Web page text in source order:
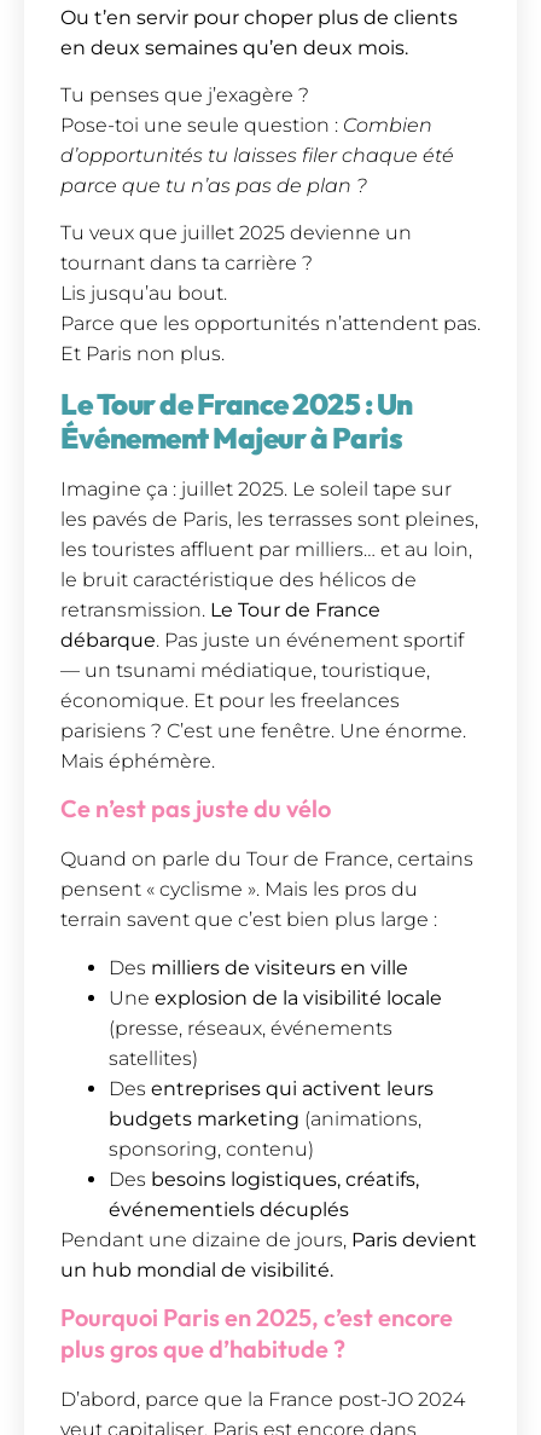
Ou t’en servir pour choper plus de clients
en deux semaines qu’en deux mois.
Tu penses que j’exagère ?
Pose-toi une seule question : Combien
d’opportunités tu laisses filer chaque été
parce que tu n’as pas de plan ?
Tu veux que juillet 2025 devienne un
tournant dans ta carrière ?
Lis jusqu’au bout.
Parce que les opportunités n’attendent pas.
Et Paris non plus.
Le Tour de France 2025 : Un
Événement Majeur à Paris
Imagine ça : juillet 2025. Le soleil tape sur
les pavés de Paris, les terrasses sont pleines,
les touristes affluent par milliers… et au loin,
le bruit caractéristique des hélicos de
retransmission. Le Tour de France
débarque. Pas juste un événement sportif
— un tsunami médiatique, touristique,
économique. Et pour les freelances
parisiens ? C’est une fenêtre. Une énorme.
Mais éphémère.
Ce n’est pas juste du vélo
Quand on parle du Tour de France, certains
pensent « cyclisme ». Mais les pros du
terrain savent que c’est bien plus large :
Des milliers de visiteurs en ville
Une explosion de la visibilité locale
(presse, réseaux, événements
satellites)
Des entreprises qui activent leurs
budgets marketing (animations,
sponsoring, contenu)
Des besoins logistiques, créatifs,
événementiels décuplés
Pendant une dizaine de jours, Paris devient
un hub mondial de visibilité.
Pourquoi Paris en 2025, c’est encore
plus gros que d’habitude ?
D’abord, parce que la France post-JO 2024
veut capitaliser. Paris est encore dans